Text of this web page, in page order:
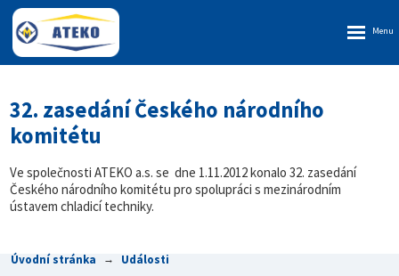
32. zasedání Českého národního
komitétu
Ve společnosti ATEKO a.s. se dne 1.11.2012 konalo 32. zasedání
Českého národního komitétu pro spolupráci s mezinárodním
ústavem chladicí techniky.
Úvodní stránka Události